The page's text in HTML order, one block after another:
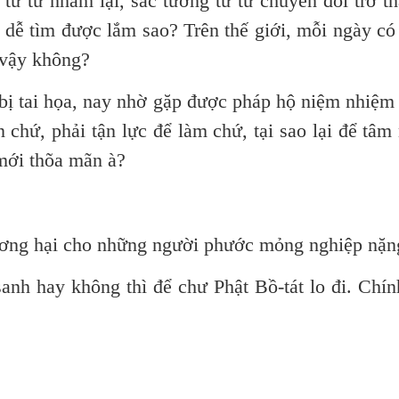
tìm được lắm sao? Trên thế giới, mỗi ngày
không?
taihọa, nay nhờ gặp được pháp hộ niệm
chứ, phải tận lực để làm chứ, tại sao lại để tâm
thõa mãn à?
hại cho những người phước mỏng nghiệp
hay không thì để chưPhật Bồ-tát lo đi.